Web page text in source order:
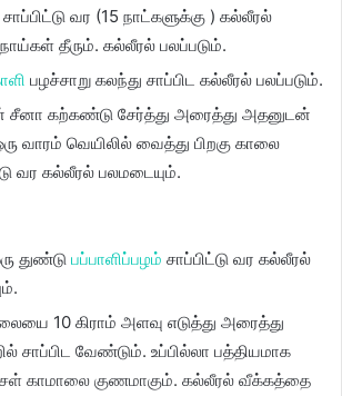
வர (15 நாட்களுக்கு ) கல்லீரல்
தீரும். கல்லீரல் பலப்படும்.
பழச்சாறு கலந்து சாப்பிட கல்லீரல் பலப்படும்.
சீனா கற்கண்டு சேர்த்து அரைத்து அதனுடன்
வாரம் வெயிலில் வைத்து பிறகு காலை
வர கல்லீரல் பலமடையும்.
துண்டு பப்பாளிப்பழம் சாப்பிட்டு வர கல்லீரல்
10 கிராம் அளவு எடுத்து அரைத்து
சாப்பிட வேண்டும். உப்பில்லா பத்தியமாக
காமாலை குணமாகும். கல்லீரல் வீக்கத்தை